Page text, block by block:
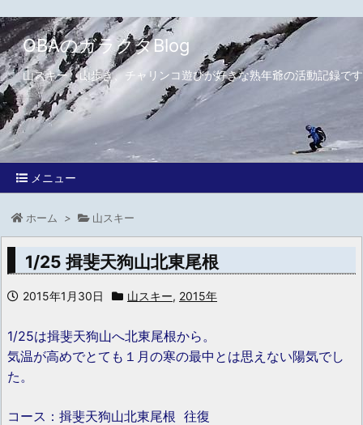
OBAのガラクタBlog
山スキー、山歩き、チャリンコ遊びが好きな熟年爺の活動記録です
メニュー
ホーム > 山スキー
1/25 揖斐天狗山北東尾根
2015年1月30日 山スキー, 2015年
1/25は揖斐天狗山へ北東尾根から。
気温が高めでとても１月の寒の最中とは思えない陽気でし
た。
コース：揖斐天狗山北東尾根 往復